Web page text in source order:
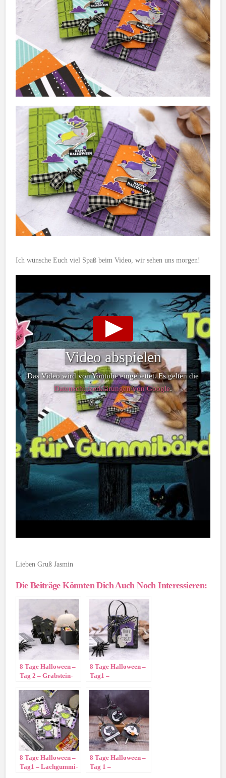
Ich wünsche Euch viel Spaß beim Video, wir sehen uns morgen!
Video abspielen
Das Video wird von Youtube eingebettet. Es gelten die
Datenschutzerklärungen von Google.
Lieben Gruß Jasmin
Die Beiträge Könnten Dich Auch Noch Interessieren:
8 Tage Halloween –
Tag 2 – Grabstein-
8 Tage Halloween –
Tag1 –
8 Tage Halloween –
Tag1 – Lachgummi-
8 Tage Halloween –
Tag 1 –